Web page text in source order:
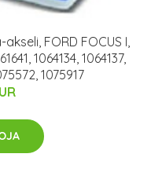
FORD FOCUS I,
1064134, 1064137,
1075917